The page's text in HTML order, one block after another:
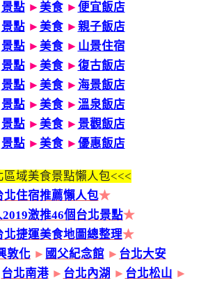
景點 ► 美食► 便宜飯店
景點 ► 美食► 親子飯店
景點 ► 美食► 山景住宿
景點 ► 美食► 復古飯店
景點 ► 美食► 海景飯店
景點 ► 美食► 溫泉飯店
景點 ► 美食► 景觀飯店
景點 ► 美食► 優惠飯店
區域美食景點懶人包<<<
北住宿推薦懶人包★
2019激推46個台北景點★
北捷運美食地圖總整理★
敦化 ► 國父紀念館 ► 台北大安
台北南港 ► 台北內湖 ► 台北松山 ►